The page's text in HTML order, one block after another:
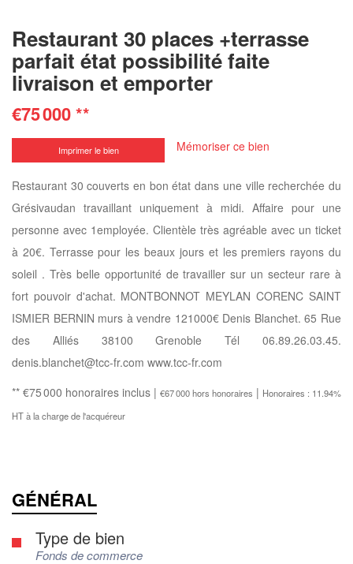
Restaurant 30 places +terrasse
parfait état possibilité faite
livraison et emporter
€75 000**
Imprimer le bien Mémoriser ce bien
Restaurant 30 couverts en bon état dans une ville recherchée du
Grésivaudan travaillant uniquement à midi. Affaire pour une
personne avec 1employée. Clientèle très agréable avec un ticket
à 20€. Terrasse pour les beaux jours et les premiers rayons du
soleil . Très belle opportunité de travailler sur un secteur rare à
fort pouvoir d'achat. MONTBONNOT MEYLAN CORENC SAINT
ISMIER BERNIN murs à vendre 121000€ Denis Blanchet. 65 Rue
des Alliés 38100 Grenoble Tél 06.89.26.03.45.
denis.blanchet@tcc-fr.com www.tcc-fr.com
** €75 000 honoraires inclus | €67 000hors honoraires | Honoraires : 11.94%
HT à la charge de l'acquéreur
GÉNÉRAL
Type de bien
Fonds de commerce